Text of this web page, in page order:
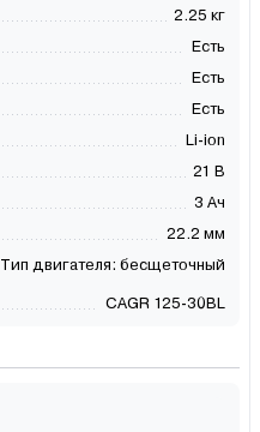
2.25 кг
Есть
Есть
Есть
Li-ion
21 В
3 Ач
22.2 мм
Тип двигателя: бесщеточный
CAGR 125-30BL